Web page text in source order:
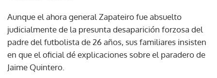
Aunque el ahora general Zapateiro fue absuelto
judicialmente de la presunta desaparición forzosa del
padre del futbolista de 26 años, sus familiares insisten
en que el oficial dé explicaciones sobre el paradero de
Jaime Quintero.